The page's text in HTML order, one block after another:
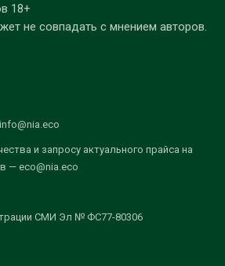
18+
не совпадать с мнением авторов.
и запросу актуального прайса на
— eco@nia.eco
СМИ Эл № ФС77-80306